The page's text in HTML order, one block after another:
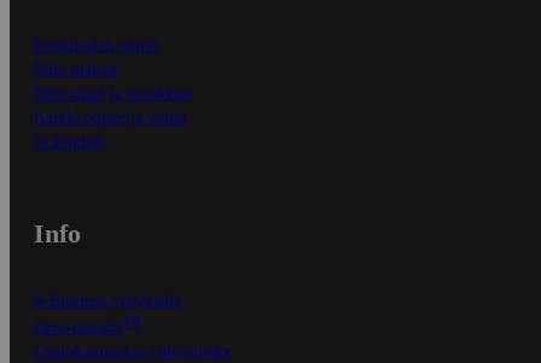
Ensitilaajan ohjeet
Näin maksat
Näin tilaat ja muokkaat
Kaikki ohjeet ja vinkit
In English
Info
S-Business yrityksille
Oiva-raportit
Osuuskauppojen yhteystiedot